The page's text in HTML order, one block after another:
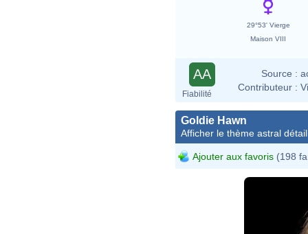
29°53' Vierge
Maison VIII
AA
Fiabilité
Source :
Contributeur :
Goldie Hawn
Afficher le thème astral
Ajouter aux favoris (198